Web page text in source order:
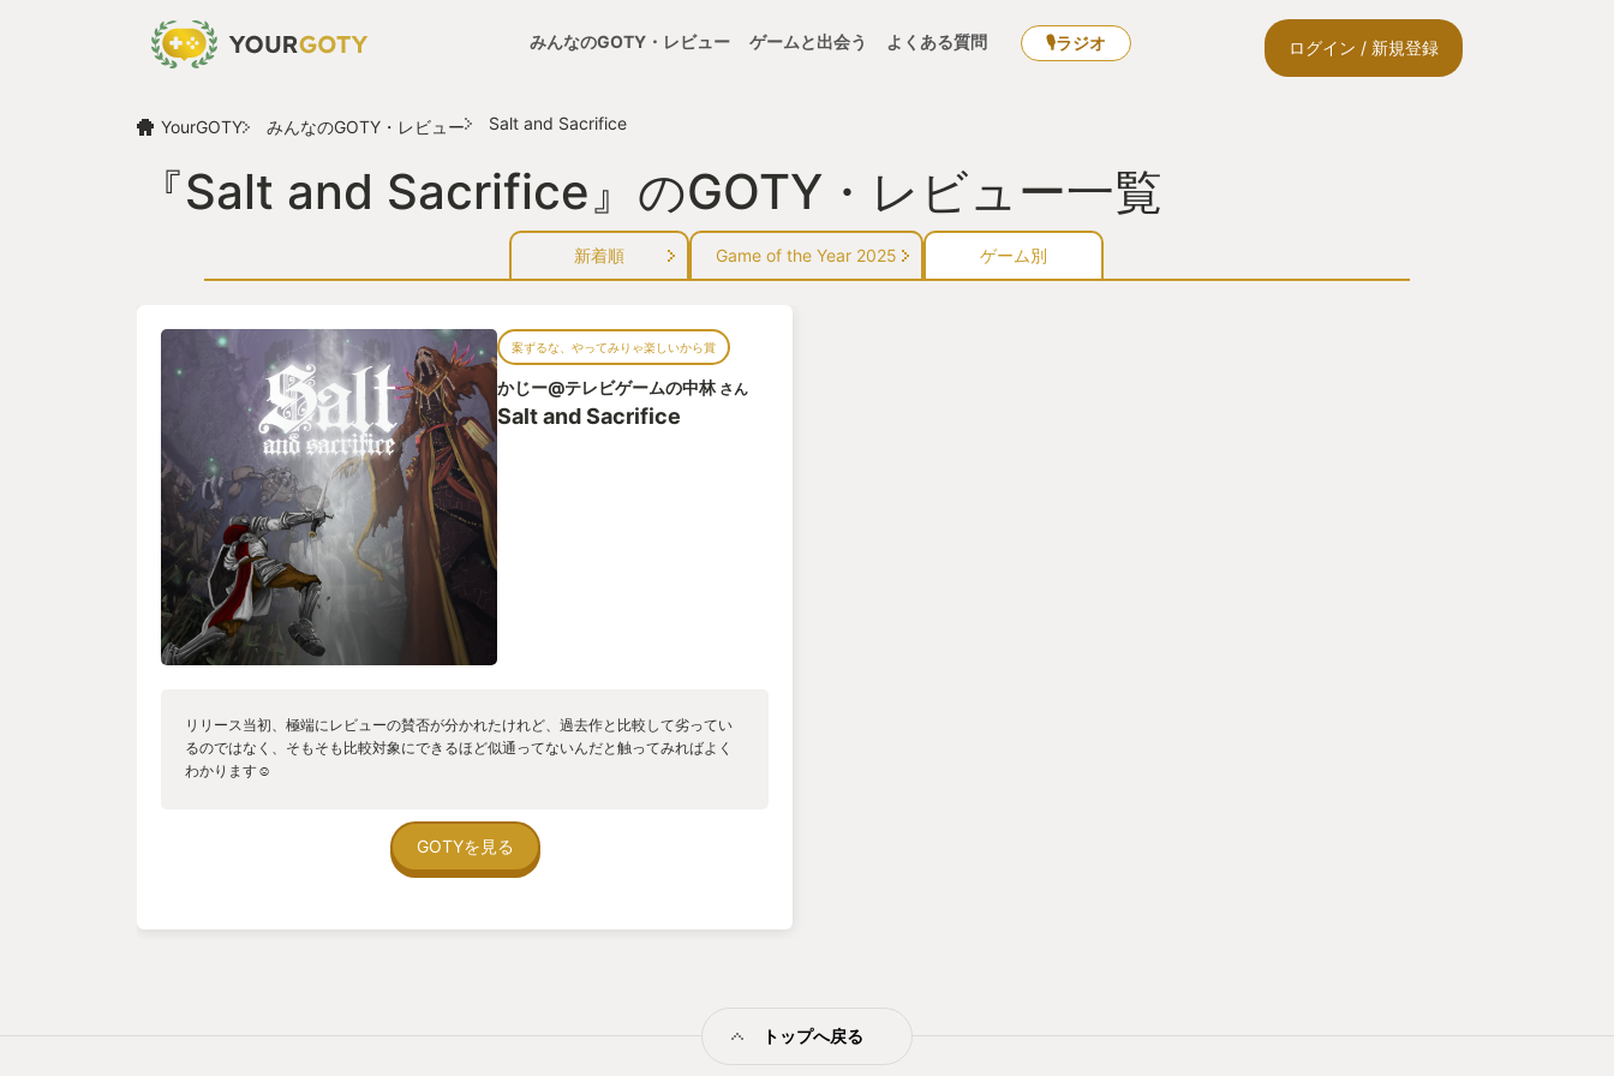
みんなのGOTY・レビュー ゲームと出会う よくある質問 🎙ラジオ ログイン / 新規登録
YourGOTY みんなのGOTY・レビュー Salt and Sacrifice
『Salt and Sacrifice』のGOTY・レビュー一覧
新着順 Game of the Year 2025 ゲーム別
案ずるな、やってみりゃ楽しいから賞
かじー@テレビゲームの中林さん
Salt and Sacrifice
リリース当初、極端にレビューの賛否が分かれたけれど、過去作と比較して劣ってい
るのではなく、そもそも比較対象にできるほど似通ってないんだと触ってみればよく
わかります☺️
GOTYを見る
トップへ戻る